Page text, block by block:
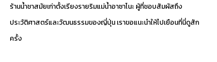
ร้านน้ำชาสมัยเก่าตั้งเรียงรายริมแม่น้ำอาซาโนะ ผู้ที่ชอบสัมผัสถึง
ประวัติศาสตร์และวัฒนธรรมของญี่ปุ่น เราขอแนะนำให้ไปเยือนที่นี่ดูสัก
ครั้ง